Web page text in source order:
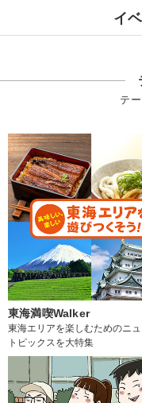
イ
テ
東海満喫Walker
東海エリアを楽しむためのニ
トピックスを大特集